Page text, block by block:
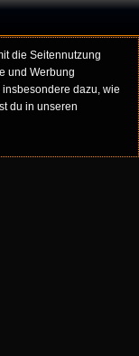
die Seitennutzung
und Werbung
dazu, wie
du in unseren